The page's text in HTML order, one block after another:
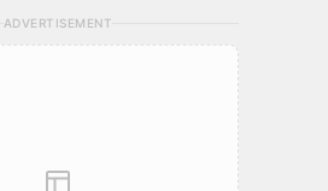
ADVERTISEMENT